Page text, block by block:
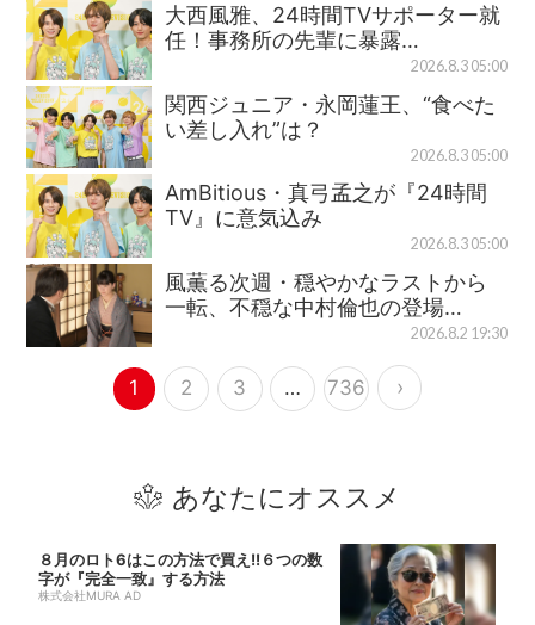
大西風雅、24時間TVサポーター就
任！事務所の先輩に暴露…
2026.8.3 05:00
関西ジュニア・永岡蓮王、“食べた
い差し入れ”は？
2026.8.3 05:00
AmBitious・真弓孟之が『24時間
TV』に意気込み
2026.8.3 05:00
風薫る次週・穏やかなラストから
一転、不穏な中村倫也の登場…
2026.8.2 19:30
1 2 3 … 736 ›
あなたにオススメ
８月のロト6はこの方法で買え!!６つの数
字が『完全一致』する方法
株式会社MURA AD